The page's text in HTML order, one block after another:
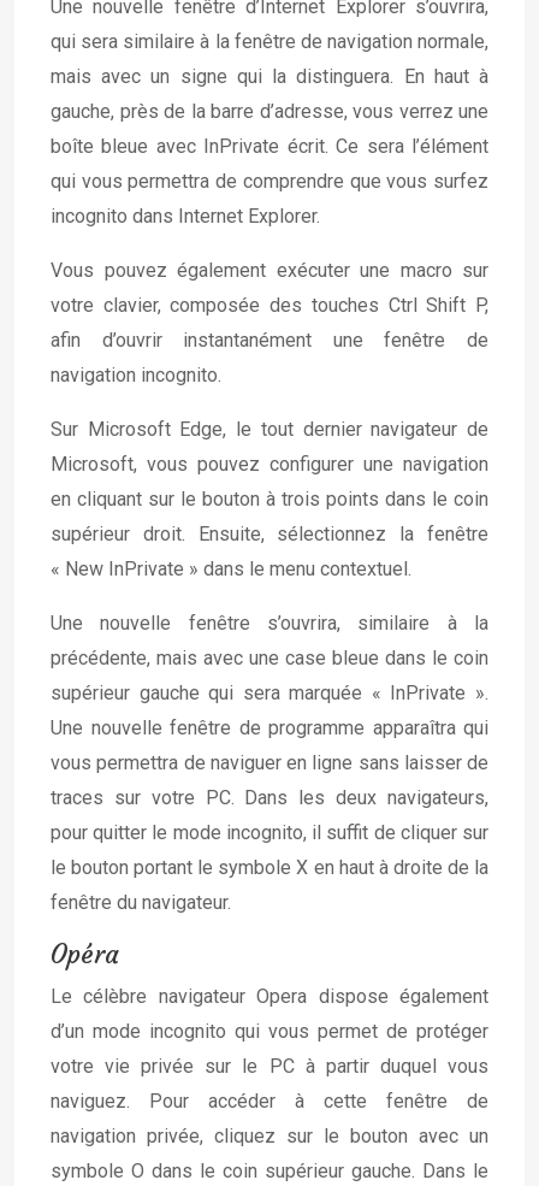
Une nouvelle fenêtre d’Internet Explorer s’ouvrira,
qui sera similaire à la fenêtre de navigation normale,
mais avec un signe qui la distinguera. En haut à
gauche, près de la barre d’adresse, vous verrez une
boîte bleue avec InPrivate écrit. Ce sera l’élément
qui vous permettra de comprendre que vous surfez
incognito dans Internet Explorer.
Vous pouvez également exécuter une macro sur
votre clavier, composée des touches Ctrl Shift P,
afin d’ouvrir instantanément une fenêtre de
navigation incognito.
Sur Microsoft Edge, le tout dernier navigateur de
Microsoft, vous pouvez configurer une navigation
en cliquant sur le bouton à trois points dans le coin
supérieur droit. Ensuite, sélectionnez la fenêtre
« New InPrivate » dans le menu contextuel.
Une nouvelle fenêtre s’ouvrira, similaire à la
précédente, mais avec une case bleue dans le coin
supérieur gauche qui sera marquée « InPrivate ».
Une nouvelle fenêtre de programme apparaîtra qui
vous permettra de naviguer en ligne sans laisser de
traces sur votre PC. Dans les deux navigateurs,
pour quitter le mode incognito, il suffit de cliquer sur
le bouton portant le symbole X en haut à droite de la
fenêtre du navigateur.
Opéra
Le célèbre navigateur Opera dispose également
d’un mode incognito qui vous permet de protéger
votre vie privée sur le PC à partir duquel vous
naviguez. Pour accéder à cette fenêtre de
navigation privée, cliquez sur le bouton avec un
symbole O dans le coin supérieur gauche. Dans le